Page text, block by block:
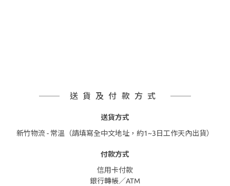
送貨及付款方式
送貨方式
新竹物流 - 常溫（請填寫全中文地址，約1~3日工作天內出貨）
付款方式
信用卡付款
銀行轉帳／ATM